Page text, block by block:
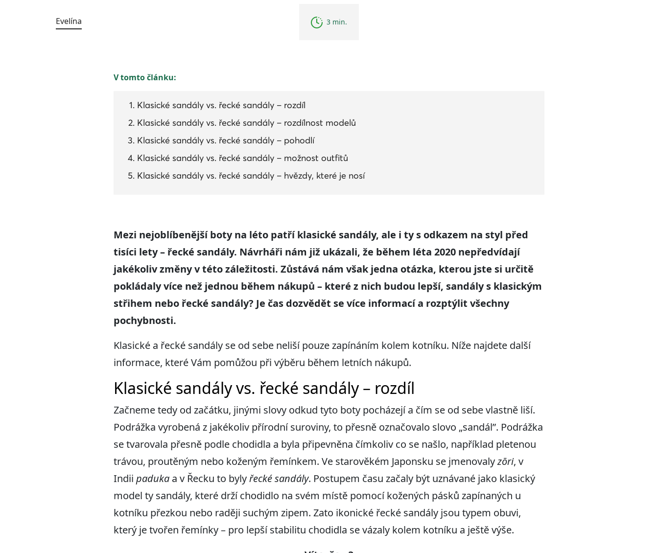
Evelína 3 min.
V tomto článku:
Klasické sandály vs. řecké sandály – rozdíl
Klasické sandály vs. řecké sandály – rozdílnost modelů
Klasické sandály vs. řecké sandály – pohodlí
Klasické sandály vs. řecké sandály – možnost outfitů
Klasické sandály vs. řecké sandály – hvězdy, které je nosí
Mezi nejoblíbenější boty na léto patří klasické sandály, ale i ty s odkazem na styl před
tisíci lety – řecké sandály. Návrháři nám již ukázali, že během léta 2020 nepředvídají
jakékoliv změny v této záležitosti. Zůstává nám však jedna otázka, kterou jste si určitě
pokládaly více než jednou během nákupů – které z nich budou lepší, sandály s klasickým
střihem nebo řecké sandály? Je čas dozvědět se více informací a rozptýlit všechny
pochybnosti.
Klasické a řecké sandály se od sebe neliší pouze zapínáním kolem kotníku. Níže najdete další
informace, které Vám pomůžou při výběru během letních nákupů.
Klasické sandály vs. řecké sandály – rozdíl
Začneme tedy od začátku, jinými slovy odkud tyto boty pocházejí a čím se od sebe vlastně liší.
Podrážka vyrobená z jakékoliv přírodní suroviny, to přesně označovalo slovo „sandál”. Podrážka
se tvarovala přesně podle chodidla a byla připevněna čímkoliv co se našlo, například pletenou
trávou, proutěným nebo koženým řemínkem. Ve starověkém Japonsku se jmenovalyzōri, v
Indii paduka a v Řecku to bylyřecké sandály. Postupem času začaly být uznávané jako klasický
model ty sandály, které drží chodidlo na svém místě pomocí kožených pásků zapínaných u
kotníku přezkou nebo raději suchým zipem. Zato ikonické řecké sandály jsou typem obuvi,
který je tvořen řemínky – pro lepší stabilitu chodidla se vázaly kolem kotníku a ještě výše.